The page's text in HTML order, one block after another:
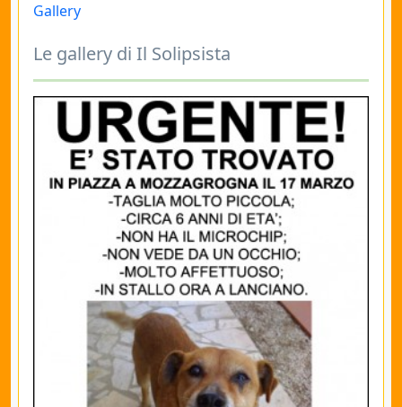
Gallery
Le gallery di Il Solipsista